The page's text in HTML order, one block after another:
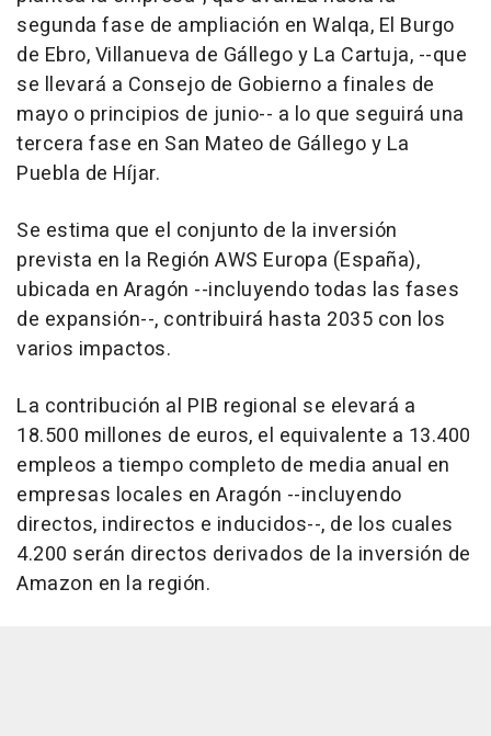
segunda fase de ampliación en Walqa, El Burgo
de Ebro, Villanueva de Gállego y La Cartuja, --que
se llevará a Consejo de Gobierno a finales de
mayo o principios de junio-- a lo que seguirá una
tercera fase en San Mateo de Gállego y La
Puebla de Híjar.
Se estima que el conjunto de la inversión
prevista en la Región AWS Europa (España),
ubicada en Aragón --incluyendo todas las fases
de expansión--, contribuirá hasta 2035 con los
varios impactos.
La contribución al PIB regional se elevará a
18.500 millones de euros, el equivalente a 13.400
empleos a tiempo completo de media anual en
empresas locales en Aragón --incluyendo
directos, indirectos e inducidos--, de los cuales
4.200 serán directos derivados de la inversión de
Amazon en la región.